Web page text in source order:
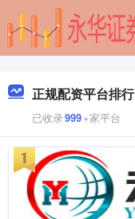
正规配资平台排行
已收录999+家平台